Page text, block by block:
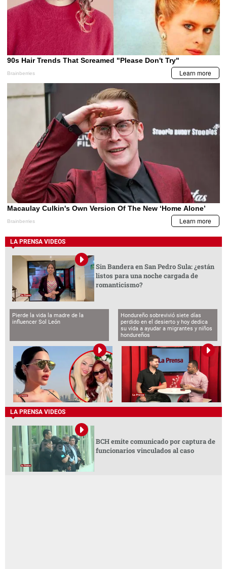
LA PRENSA VIDEOS
Sin Bandera en San Pedro Sula: ¿están
listos para una noche cargada de
romanticismo?
Pierde la vida la madre de la
influencer Sol León
Hondureño sobrevivió siete días
perdido en el desierto y hoy dedica
su vida a ayudar a migrantes y niños
hondureños
LA PRENSA VIDEOS
BCH emite comunicado por captura de
funcionarios vinculados al caso